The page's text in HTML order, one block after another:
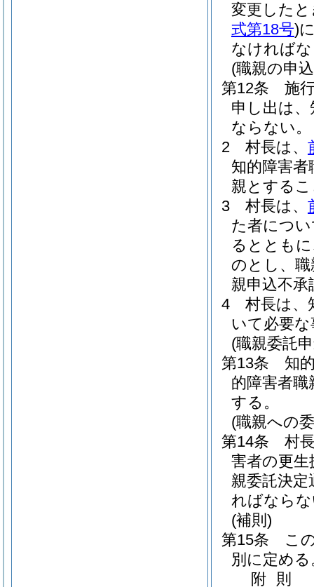
変更した
式第18号)
なければ
(職親の申
第12条
施
申し出は
ならない。
2
村長は、
知的障害者
親とする
3
村長は、
た者につ
るととも
のとし、
親申込不承
4
村長は、
いて必要
(職親委託
第13条
知
的障害者職
する。
(職親への
第14条
村
害者の更
親委託決定
ればなら
(補則)
第15条
こ
別に定める
附 則